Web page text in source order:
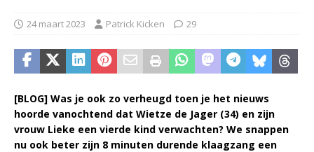
24 maart 2023 Patrick Kicken 29
[BLOG] Was je ook zo verheugd toen je het nieuws
hoorde vanochtend dat Wietze de Jager (34) en zijn
vrouw Lieke een vierde kind verwachten? We snappen
nu ook beter zijn 8 minuten durende klaagzang een